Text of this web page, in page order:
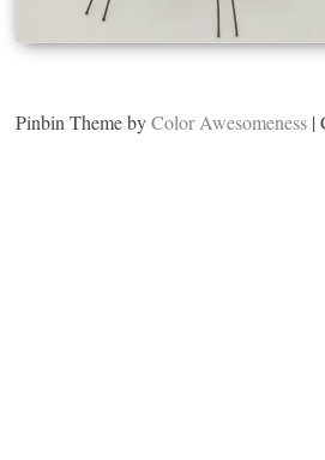
Pinbin Theme byColor Awesomeness |